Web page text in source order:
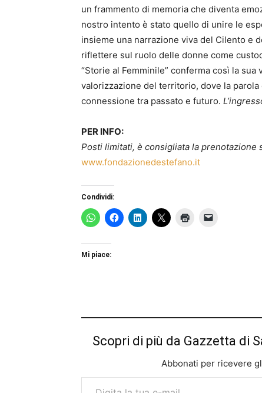
un frammento di memoria che diventa
nostro intento è stato quello di unire le
insieme una narrazione viva del Cilento e
riflettere sul ruolo delle donne come
“Storie al Femminile” conferma così la
valorizzazione del territorio, dove la
connessione tra passato e futuro.
PER INFO:
Posti limitati, è consigliata la prenotazione
www.fondazionedestefano.it
Condividi:
Mi piace:
Scopri di più da Gazzetta di
Abbonati per ricevere
Digita la tua e-mail...